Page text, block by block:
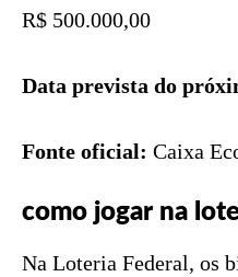
R$ 500.000,00
Data prevista do
Fonte oficial: Caixa
como jogar na
Na Loteria Federal, os